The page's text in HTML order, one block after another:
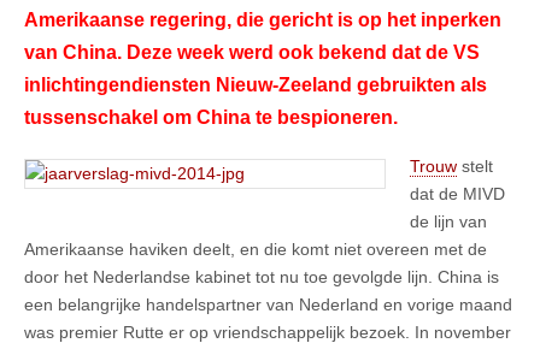
Amerikaanse regering, die gericht is op het inperken
van China. Deze week werd ook bekend dat de VS
inlichtingendiensten Nieuw-Zeeland gebruikten als
tussenschakel om China te bespioneren.
Trouw stelt
dat de MIVD
de lijn van
Amerikaanse haviken deelt, en die komt niet overeen met de
door het Nederlandse kabinet tot nu toe gevolgde lijn. China is
een belangrijke handelspartner van Nederland en vorige maand
was premier Rutte er op vriendschappelijk bezoek. In november